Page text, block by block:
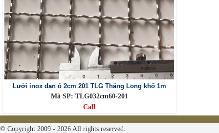
Lưới inox đan ô 2cm 201 TLG Thăng Long khổ 1m
Mã SP: TLG032cm60-201
Call
© Copyright 2009 - 2026 All rights reserved.